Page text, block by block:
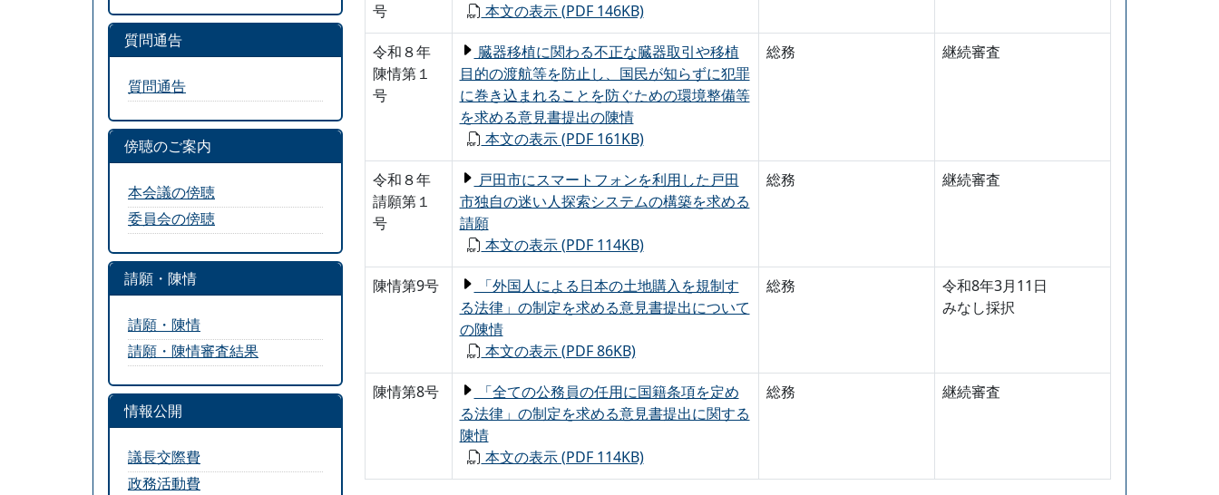
号
本文の表示 (PDF 146KB)
令和８年
陳情第１
号
臓器移植に関わる不正な臓器取引や移植
目的の渡航等を防止し、国民が知らずに犯罪
に巻き込まれることを防ぐための環境整備等
を求める意見書提出の陳情
本文の表示 (PDF 161KB)
総務 継続審査
令和８年
請願第１
号
戸田市にスマートフォンを利用した戸田
市独自の迷い人探索システムの構築を求める
請願
本文の表示 (PDF 114KB)
総務 継続審査
陳情第9号
「外国人による日本の土地購入を規制す
る法律」の制定を求める意見書提出について
の陳情
本文の表示 (PDF 86KB)
総務
令和8年3月11日
みなし採択
陳情第8号
「全ての公務員の任用に国籍条項を定め
る法律」の制定を求める意見書提出に関する
陳情
本文の表示 (PDF 114KB)
総務 継続審査
質問通告
質問通告
傍聴のご案内
本会議の傍聴
委員会の傍聴
請願・陳情
請願・陳情
請願・陳情審査結果
情報公開
議長交際費
政務活動費